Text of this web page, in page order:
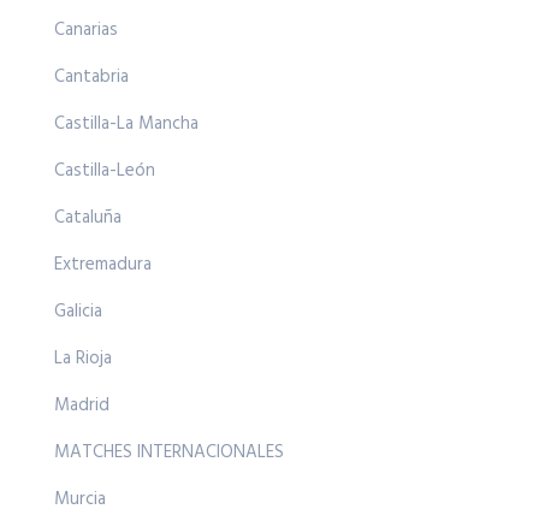
Canarias
Cantabria
Castilla-La Mancha
Castilla-León
Cataluña
Extremadura
Galicia
La Rioja
Madrid
MATCHES INTERNACIONALES
Murcia